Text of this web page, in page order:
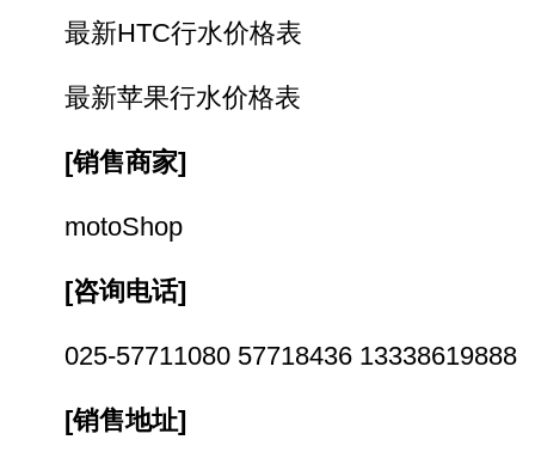
最新HTC行水价格表
最新苹果行水价格表
[销售商家]
motoShop
[咨询电话]
025-57711080 57718436 13338619888
[销售地址]